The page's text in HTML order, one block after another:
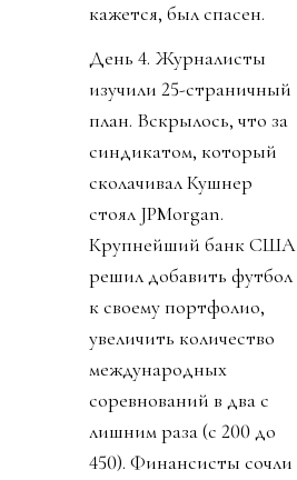
кажется, был спасен.
День 4. Журналисты
изучили 25-страничный
план. Вскрылось, что за
синдикатом, который
сколачивал Кушнер
стоял JPMorgan.
Крупнейший банк США
решил добавить футбол
к своему портфолио,
увеличить количество
международных
соревнований в два с
лишним раза (с 200 до
450). Финансисты сочли